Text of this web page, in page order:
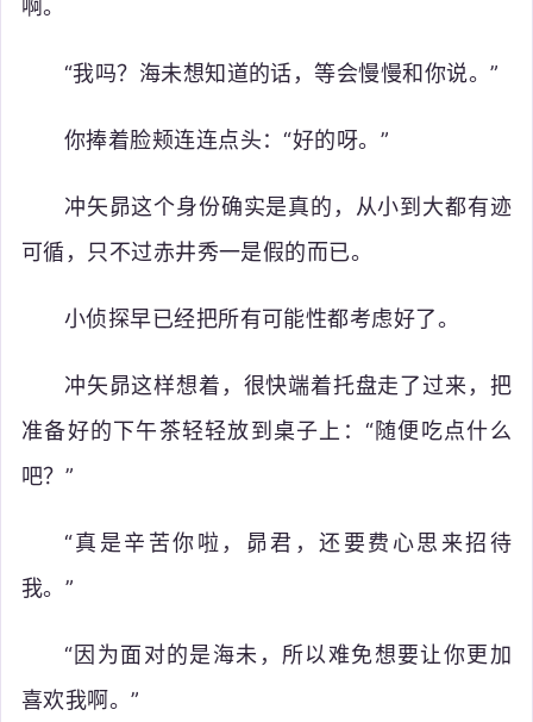
啊。
“我吗？海未想知道的话，等会慢慢和你说。”
你捧着脸颊连连点头：“好的呀。”
冲矢昴这个身份确实是真的，从小到大都有迹
可循，只不过赤井秀一是假的而已。
小侦探早已经把所有可能性都考虑好了。
冲矢昴这样想着，很快端着托盘走了过来，把
准备好的下午茶轻轻放到桌子上：“随便吃点什么
吧？”
“真是辛苦你啦，昴君，还要费心思来招待
我。”
“因为面对的是海未，所以难免想要让你更加
喜欢我啊。”